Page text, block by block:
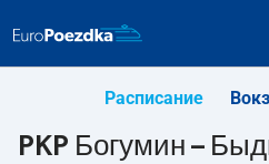
Расписание
PKP Богумин –